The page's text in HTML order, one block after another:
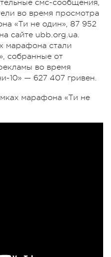
смс-сообщения,
во время просмотра
«Ти не один», 87 952
сайте ubb.org.ua.
марафона стали
собранные от
во время
10» — 627 407 гривен.
марафона «Ти не